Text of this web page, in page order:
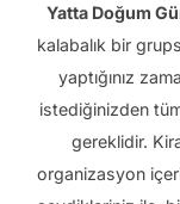
Yatta Doğum
kalabalık bir
yaptığınız
istediğinizden
gereklidir.
organizasyon